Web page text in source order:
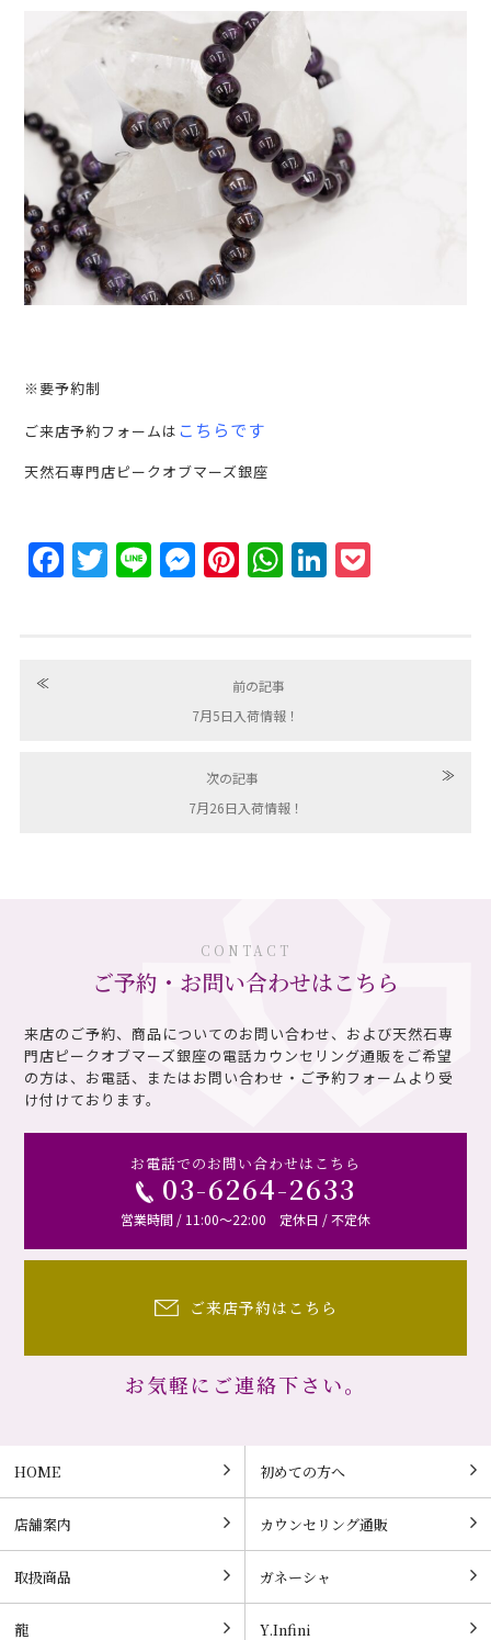
※要予約制
ご来店予約フォームは こちらです
天然石専門店ピークオブマーズ銀座
FacebookTwitterLine MessengerPinterestWhatsAppLinkedIn
≪
前の記事
7月5日入荷情報！
次の記事
≫
7月26日入荷情報！
CONTACT
ご予約・お問い合わせはこちら
来店のご予約、商品についてのお問い合わせ、および天然石専
門店ピークオブマーズ銀座の電話カウンセリング通販を ご希望
の方は、お電話、またはお問い合わせ・ご予約フォームより受
け付けております。
お電話でのお問い合わせはこちら
03-6264-2633
営業時間 / 11:00～22:00 定休日 / 不定休
ご来店予約はこちら
お気軽にご連絡下さい。
HOME 初めての方へ
店舗案内 カウンセリング通販
取扱商品 ガネーシャ
龍 Y.Infini